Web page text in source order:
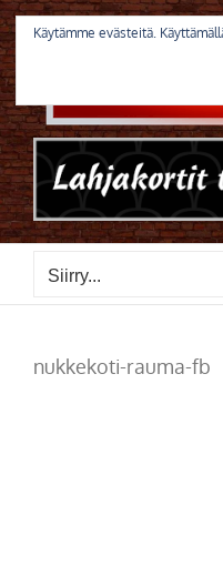
Skip
to
content
Siirry...
nukkekoti-rauma-fb
Käytämme evästeitä.